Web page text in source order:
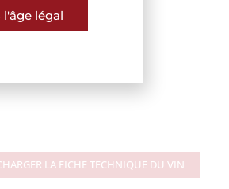
LA FICHE TECHNIQUE DU VIN
l'âge légal